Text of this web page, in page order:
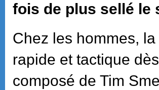
fois de plus sellé le
Chez les hommes,
rapide et tactique
composé de Tim